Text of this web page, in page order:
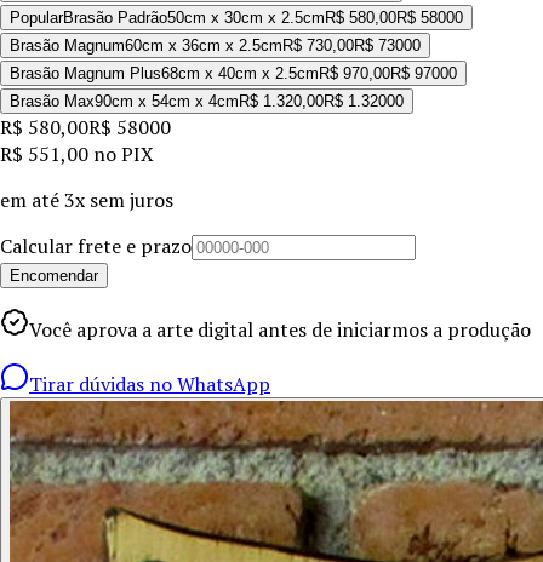
PopularBrasão Padrão50cm x 30cm x 2.5cm R$ 580,00R$ 58000
Brasão Magnum60cm x 36cm x 2.5cm R$ 730,00R$ 73000
Brasão Magnum Plus68cm x 40cm x 2.5cm R$ 970,00R$ 97000
Brasão Max90cm x 54cm x 4cm R$ 1.320,00R$ 1.32000
R$ 580,00R$ 58000
R$ 551,00 no PIX
em até3x sem juros
Calcular frete e prazo
Encomendar
Você aprova a arte digital antes de iniciarmos a produção
Tirar dúvidas no WhatsApp